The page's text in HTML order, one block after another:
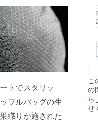
トでスタリッ
フルバッグの生
織りが施された
こ
の
ら
せ